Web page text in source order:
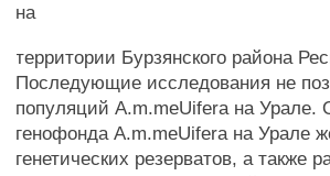
на
территории Бурзянского района
Последующие исследования не
популяций A.m.meUifera на Урале.
генофонда A.m.meUifera на Урале
генетических резерватов, а также